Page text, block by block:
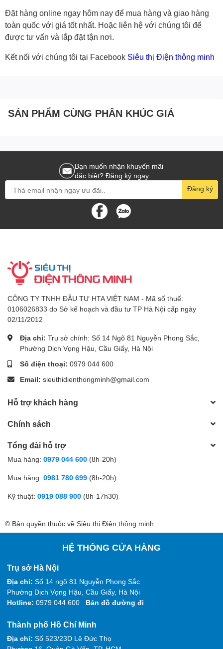
Đặt hàng online ngay hôm nay để mua hàng và giao hàng
toàn quốc với giá tốt nhất. Hoặc liên hệ với chúng tôi để
được tư vấn và lắp đặt tận nơi.
Kết nối với chúng tôi tại Facebook Siêu thị Điện thông minh
SẢN PHẨM CÙNG PHÂN KHÚC GIÁ
Bạn muốn nhận khuyến mãi
đặc biệt? Đăng ký ngay.
Đăng ký
CÔNG TY TNHH ĐẦU TƯ HTA VIỆT NAM - Mã số thuế:
0106026833 do Sở kế hoạch và đầu tư TP Hà Nội cấp ngày
02/11/2012
Địa chỉ: Trụ sở chính: Số 14 Ngõ 81 Nguyễn Phong Sắc,
Phường Dịch Vọng Hậu, Cầu Giấy, Hà Nội
Số điện thoại: 0979 044 600
Email: sieuthidienthongminh@gmail.com
Hỗ trợ khách hàng
Chính sách
Tổng đài hỗ trợ
Mua hàng: 0979 044 600 (8h-20h)
Mua hàng: 0981 780 699 (8h-20h)
Kỹ thuật: 0919 088 900 (8h-17h30)
© Bản quyền thuộc về Siêu thị Điện thông minh
HỆ THỐNG CỬA HÀNG
Trụ sở Hà Nội
Địa chỉ: Số 14 ngõ 81 Nguyễn Phong Sắc
Phường Dịch Vọng Hậu, Cầu Giấy, Hà Nội
Hotline: 0979 044 600 Bản đồ đường đi
Thành phố Hồ Chí Minh
Địa chỉ: Số 523/23D Lê Đức Thọ